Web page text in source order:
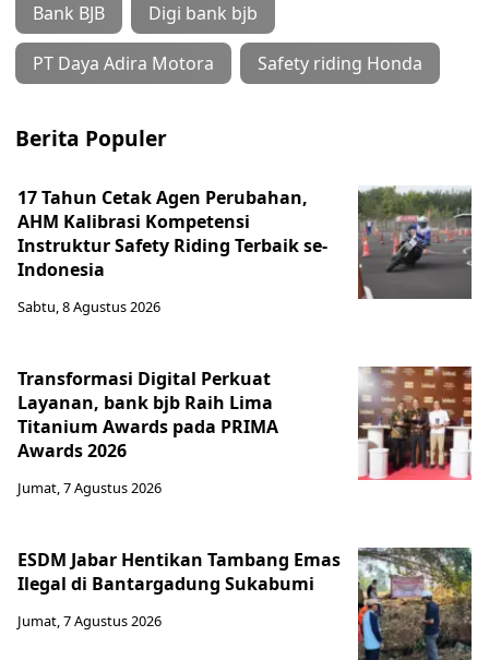
Bank BJB Digi bank bjb
PT Daya Adira Motora Safety riding Honda
Berita Populer
17 Tahun Cetak Agen Perubahan,
AHM Kalibrasi Kompetensi
Instruktur Safety Riding Terbaik se-
Indonesia
Sabtu, 8 Agustus 2026
Transformasi Digital Perkuat
Layanan, bank bjb Raih Lima
Titanium Awards pada PRIMA
Awards 2026
Jumat, 7 Agustus 2026
ESDM Jabar Hentikan Tambang Emas
Ilegal di Bantargadung Sukabumi
Jumat, 7 Agustus 2026